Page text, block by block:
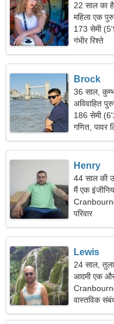
22 साल का
महिला एक
173 सेमी
गंभीर रिश्ते
Brock
36 साल,
अविवाहित
186 सेमी
गणित, पावर
Henry
44 साल की
मैं एक
परिवार
Lewis
24 साल, तुला
आदमी एक
वास्तविक